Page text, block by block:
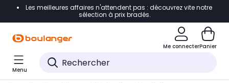
Accéder directement à la navigation
Accéder directement à la liste des produits
Accéder directement au contenu
Accéder directement au pied de page
Les meilleures affaires n'attendent pas : découvrez vite notre
sélection à prix bradés.
Me connecterPanier
Menu